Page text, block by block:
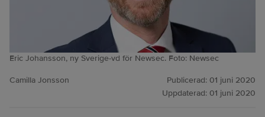
Eric Johansson, ny Sverige-vd för Newsec. Foto: Newsec
Camilla Jonsson Publicerad: 01 juni 2020
Uppdaterad: 01 juni 2020